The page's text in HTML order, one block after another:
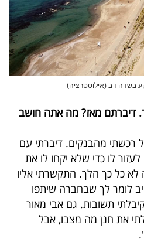
דיברתם מאז? מה אתה חושב
רכשתי מהבנקים. דיברתי עם
לו כדי שלא יקחו לו את
לא כל כך הלך. התקשרתי אליו
לומר לך שבחברה שיתפו
תשובות. גם אבי מאור
את חנן מה מצבו, אבל